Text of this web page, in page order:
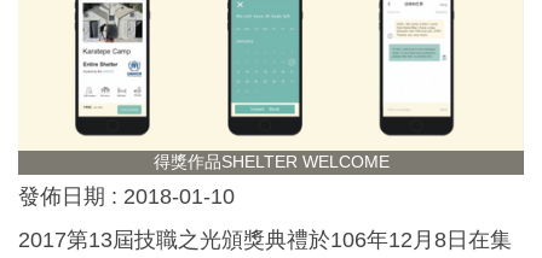
得獎作品SHELTER WELCOME
發佈日期 : 2018-01-10
2017第13屆技職之光頒獎典禮於106年12月8日在集